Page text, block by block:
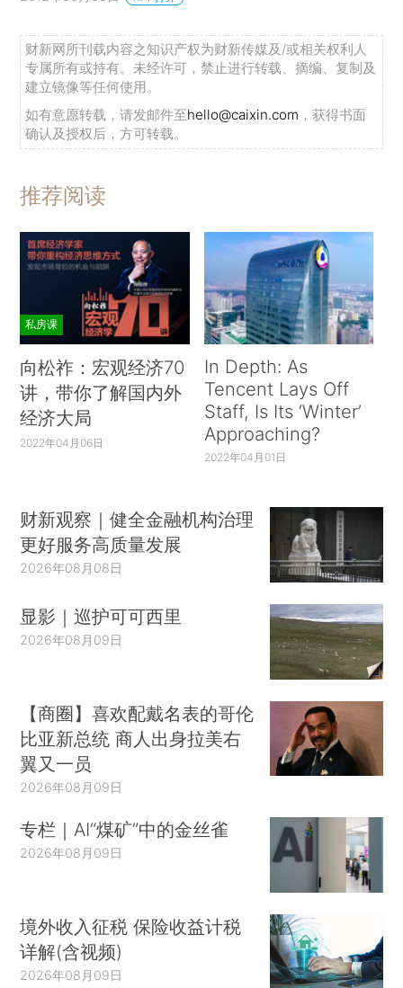
财新网所刊载内容之知识产权为财新传媒及/或相关权利人
专属所有或持有。未经许可，禁止进行转载、摘编、复制及
建立镜像等任何使用。
如有意愿转载，请发邮件至hello@caixin.com ，获得书面
确认及授权后，方可转载。
推荐阅读
私房课
向松祚：宏观经济70
讲，带你了解国内外
经济大局
2022年04月06日
In Depth: As
Tencent Lays Off
Staff, Is Its ‘Winter’
Approaching?
2022年04月01日
财新观察｜健全金融机构治理
更好服务高质量发展
2026年08月08日
显影｜巡护可可西里
2026年08月09日
【商圈】喜欢配戴名表的哥伦
比亚新总统 商人出身拉美右
翼又一员
2026年08月09日
专栏｜AI“煤矿”中的金丝雀
2026年08月09日
境外收入征税 保险收益计税
详解(含视频)
2026年08月09日